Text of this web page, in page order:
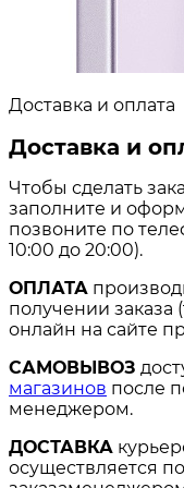
Доставка и оплата
Доставка и
Чтобы сделать
заполните и
позвоните по
10:00 до 20:00).
ОПЛАТА
получении заказа
онлайн на сайте
САМОВЫВОЗ
магазинов после
менеджером.
ДОСТАВКА
осуществляется